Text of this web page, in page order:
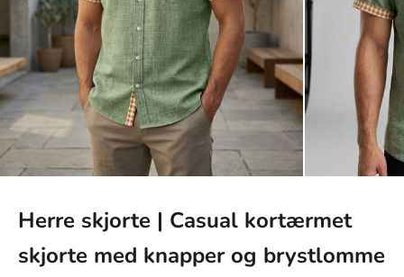
Herre skjorte | Casual kortærmet
skjorte med knapper og brystlomme